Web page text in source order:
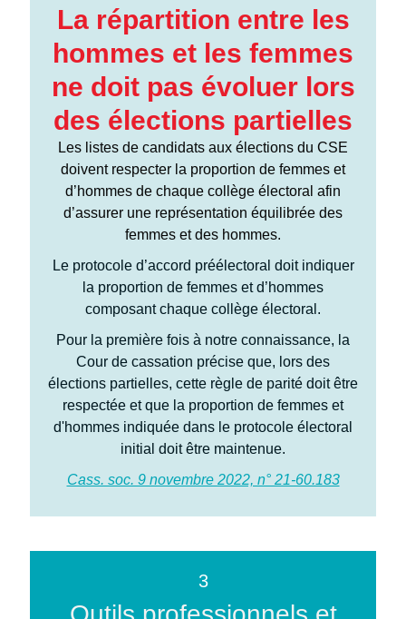
La répartition entre les
hommes et les femmes
ne doit pas évoluer lors
des élections partielles
Les listes de candidats aux élections du CSE
doivent respecter la proportion de femmes et
d’hommes de chaque collège électoral afin
d’assurer une représentation équilibrée des
femmes et des hommes.
Le protocole d’accord préélectoral doit indiquer
la proportion de femmes et d’hommes
composant chaque collège électoral.
Pour la première fois à notre connaissance, la
Cour de cassation précise que, lors des
élections partielles, cette règle de parité doit être
respectée et que la proportion de femmes et
d'hommes indiquée dans le protocole électoral
initial doit être maintenue.
Cass. soc. 9 novembre 2022, n° 21-60.183
3